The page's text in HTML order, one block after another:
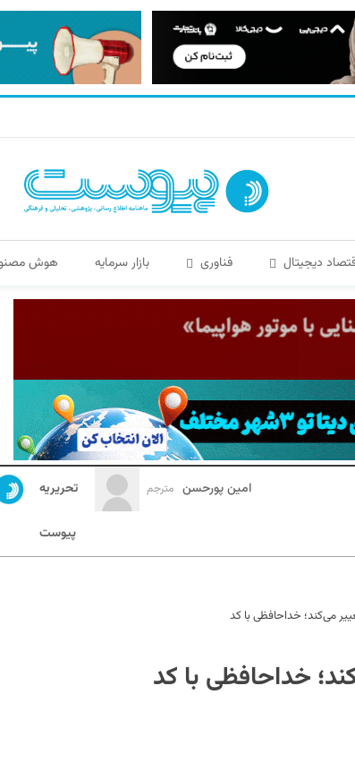
دیجیتال فناوری بازار سرمایه هوش
امین پورحسن مترجم تحریریه
پیوست
می‌کند؛ خداحافظی با کد
خداحافظی با کد